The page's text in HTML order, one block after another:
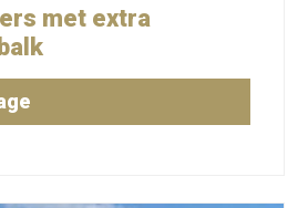
met extra